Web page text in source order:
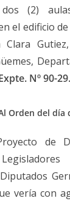
(2)
el edificio de
Clara
Nº 90-
Orden del día
de
vería con